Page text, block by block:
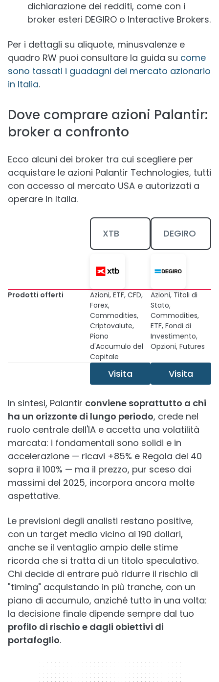
dichiarazione dei redditi, come con i
broker esteri DEGIRO o Interactive Brokers.
Per i dettagli su aliquote, minusvalenze e
quadro RW puoi consultare la guida su come
sono tassati i guadagni del mercato azionario
in Italia.
Dove comprare azioni Palantir:
broker a confronto
Ecco alcuni dei broker tra cui scegliere per
acquistare le azioni Palantir Technologies, tutti
con accesso al mercato USA e autorizzati a
operare in Italia.
XTB DEGIRO
Prodotti offerti
Azioni, ETF, CFD,
Forex,
Commodities,
Criptovalute,
Piano
d'Accumulo del
Capitale
Azioni, Titoli di
Stato,
Commodities,
ETF, Fondi di
Investimento,
Opzioni, Futures
Visita Visita
In sintesi, Palantir conviene soprattutto a chi
ha un orizzonte di lungo periodo, crede nel
ruolo centrale dell'IA e accetta una volatilità
marcata: i fondamentali sono solidi e in
accelerazione — ricavi +85% e Regola del 40
sopra il 100% — ma il prezzo, pur sceso dai
massimi del 2025, incorpora ancora molte
aspettative.
Le previsioni degli analisti restano positive,
con un target medio vicino ai 190 dollari,
anche se il ventaglio ampio delle stime
ricorda che si tratta di un titolo speculativo.
Chi decide di entrare può ridurre il rischio di
"timing" acquistando in più tranche, con un
piano di accumulo, anziché tutto in una volta:
la decisione finale dipende sempre dal tuo
profilo di rischio e dagli obiettivi di
portafoglio.
300 x 250